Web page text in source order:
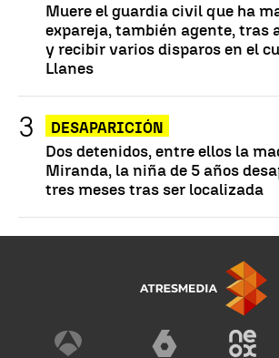
Muere el guardia civil que ha
expareja, también agente, tras
y recibir varios disparos en el
Llanes
DESAPARICIÓN
Dos detenidos, entre ellos la
Miranda, la niña de 5 años
tres meses tras ser localizada